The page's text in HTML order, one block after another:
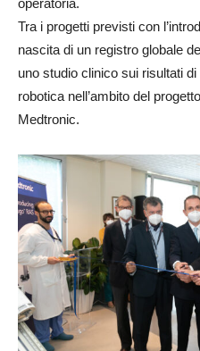
operatoria.
Tra i progetti previsti con
nascita di un registro globale
uno studio clinico sui risultati
robotica nell’ambito del
Medtronic.